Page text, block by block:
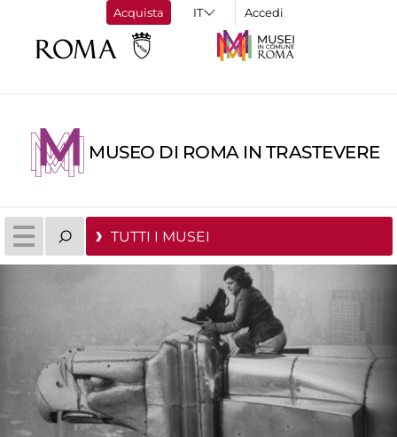
Acquista Accedi
MUSEO DI ROMA IN TRASTEVERE
TUTTI I MUSEI